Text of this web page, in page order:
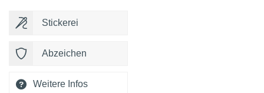
Stickerei
Abzeichen
Weitere Infos